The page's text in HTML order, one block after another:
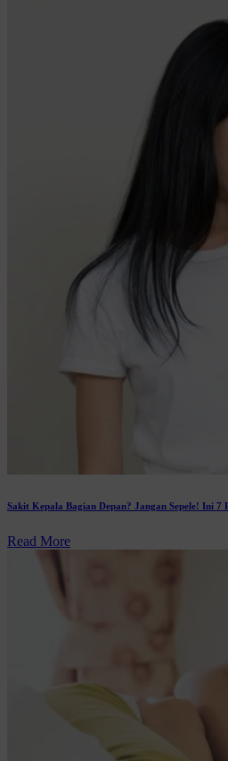
Sakit Kepala Bagian Depan? Jangan Sepele! Ini 7
Read More